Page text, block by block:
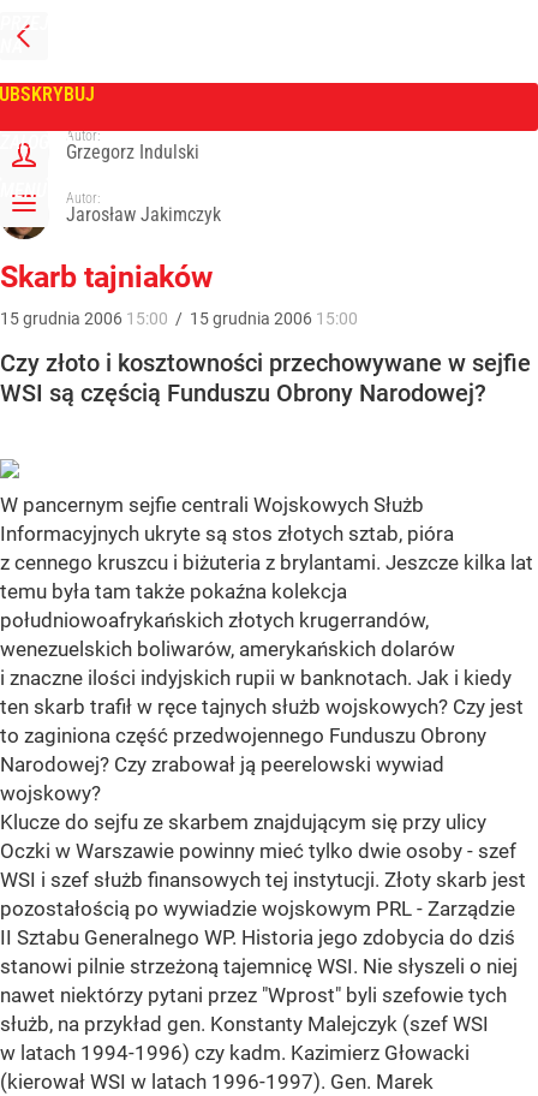
PRZEJDŹ
NA
GŁÓWNĄ
ZALOGUJ
MENU
Tygodnik Wprost
Autor:
Grzegorz Indulski
Autor:
Jarosław Jakimczyk
Skarb tajniaków
15grudnia 2006 15:00 / 15grudnia 2006 15:00
Czy złoto i kosztowności przechowywane w sejfie
WSI są częścią Funduszu Obrony Narodowej?
W pancernym sejfie centrali Wojskowych Służb
Informacyjnych ukryte są stos złotych sztab, pióra
z cennego kruszcu i biżuteria z brylantami. Jeszcze kilka lat
temu była tam także pokaźna kolekcja
południowoafrykańskich złotych krugerrandów,
wenezuelskich boliwarów, amerykańskich dolarów
i znaczne ilości indyjskich rupii w banknotach. Jak i kiedy
ten skarb trafił w ręce tajnych służb wojskowych? Czy jest
to zaginiona część przedwojennego Funduszu Obrony
Narodowej? Czy zrabował ją peerelowski wywiad
wojskowy?
Klucze do sejfu ze skarbem znajdującym się przy ulicy
Oczki w Warszawie powinny mieć tylko dwie osoby - szef
WSI i szef służb finansowych tej instytucji. Złoty skarb jest
pozostałością po wywiadzie wojskowym PRL - Zarządzie
II Sztabu Generalnego WP. Historia jego zdobycia do dziś
stanowi pilnie strzeżoną tajemnicę WSI. Nie słyszeli o niej
nawet niektórzy pytani przez "Wprost" byli szefowie tych
służb, na przykład gen. Konstanty Malejczyk (szef WSI
w latach 1994-1996) czy kadm. Kazimierz Głowacki
(kierował WSI w latach 1996-1997). Gen. Marek